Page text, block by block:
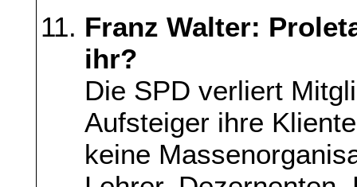
Franz Walter:
ihr?
Die SPD verliert
Aufsteiger ihre
keine